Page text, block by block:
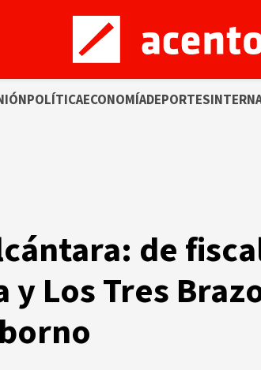
POLÍTICAECONOMÍADEPORTES
de
y Los Tres